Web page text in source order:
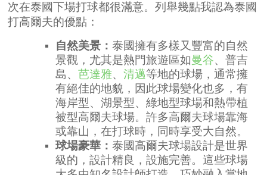
次在泰國下場打球都很滿意。列舉幾點我認為泰國
打高爾夫的優點：
自然美景：泰國擁有多樣又豐富的自然
景觀，尤其是熱門旅遊區如曼谷、普吉
島、芭達雅、清邁等地的球場，通常擁
有絕佳的地貌，因此球場變化也多，有
海岸型、湖景型、綠地型球場和熱帶植
被型高爾夫球場。許多高爾夫球場靠海
或靠山，在打球時，同時享受大自然。
球場豪華：泰國高爾夫球場設計是世界
級的，設計精良，設施完善。這些球場